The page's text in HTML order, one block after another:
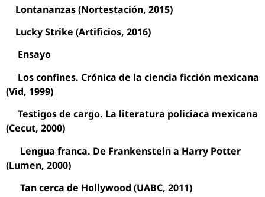
Lontananzas (Nortestación, 2015)
Lucky Strike (Artificios, 2016)
Ensayo
Los confines. Crónica de la ciencia ficción mexicana
(Vid, 1999)
Testigos de cargo. La literatura policiaca mexicana
(Cecut, 2000)
Lengua franca. De Frankenstein a Harry Potter
(Lumen, 2000)
Tan cerca de Hollywood (UABC, 2011)